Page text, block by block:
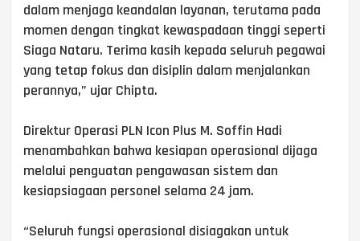
dalam menjaga keandalan layanan, terutama pada
momen dengan tingkat kewaspadaan tinggi seperti
Siaga Nataru. Terima kasih kepada seluruh pegawai
yang tetap fokus dan disiplin dalam menjalankan
perannya,” ujar Chipta.
Direktur Operasi PLN Icon Plus M. Soffin Hadi
menambahkan bahwa kesiapan operasional dijaga
melalui penguatan pengawasan sistem dan
kesiapsiagaan personel selama 24 jam.
“Seluruh fungsi operasional disiagakan untuk